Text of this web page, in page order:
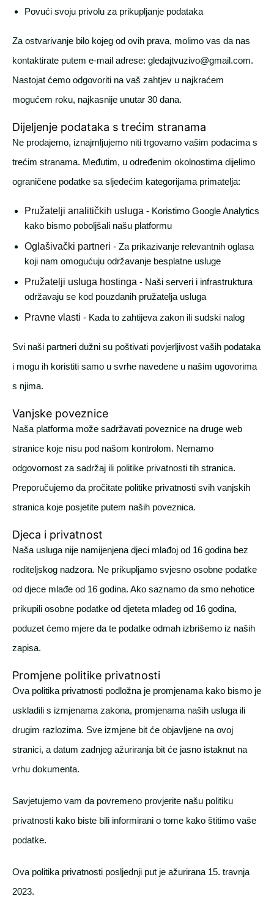
Povući svoju privolu za prikupljanje podataka
Za ostvarivanje bilo kojeg od ovih prava, molimo vas da nas
kontaktirate putem e-mail adrese: gledajtvuzivo@gmail.com.
Nastojat ćemo odgovoriti na vaš zahtjev u najkraćem
mogućem roku, najkasnije unutar 30 dana.
Dijeljenje podataka s trećim stranama
Ne prodajemo, iznajmljujemo niti trgovamo vašim podacima s
trećim stranama. Međutim, u određenim okolnostima dijelimo
ograničene podatke sa sljedećim kategorijama primatelja:
Pružatelji analitičkih usluga - Koristimo Google Analytics
kako bismo poboljšali našu platformu
Oglašivački partneri - Za prikazivanje relevantnih oglasa
koji nam omogućuju održavanje besplatne usluge
Pružatelji usluga hostinga - Naši serveri i infrastruktura
održavaju se kod pouzdanih pružatelja usluga
Pravne vlasti - Kada to zahtijeva zakon ili sudski nalog
Svi naši partneri dužni su poštivati povjerljivost vaših podataka
i mogu ih koristiti samo u svrhe navedene u našim ugovorima
s njima.
Vanjske poveznice
Naša platforma može sadržavati poveznice na druge web
stranice koje nisu pod našom kontrolom. Nemamo
odgovornost za sadržaj ili politike privatnosti tih stranica.
Preporučujemo da pročitate politike privatnosti svih vanjskih
stranica koje posjetite putem naših poveznica.
Djeca i privatnost
Naša usluga nije namijenjena djeci mlađoj od 16 godina bez
roditeljskog nadzora. Ne prikupljamo svjesno osobne podatke
od djece mlađe od 16 godina. Ako saznamo da smo nehotice
prikupili osobne podatke od djeteta mlađeg od 16 godina,
poduzet ćemo mjere da te podatke odmah izbrišemo iz naših
zapisa.
Promjene politike privatnosti
Ova politika privatnosti podložna je promjenama kako bismo je
uskladili s izmjenama zakona, promjenama naših usluga ili
drugim razlozima. Sve izmjene bit će objavljene na ovoj
stranici, a datum zadnjeg ažuriranja bit će jasno istaknut na
vrhu dokumenta.
Savjetujemo vam da povremeno provjerite našu politiku
privatnosti kako biste bili informirani o tome kako štitimo vaše
podatke.
Ova politika privatnosti posljednji put je ažurirana 15. travnja
2023.